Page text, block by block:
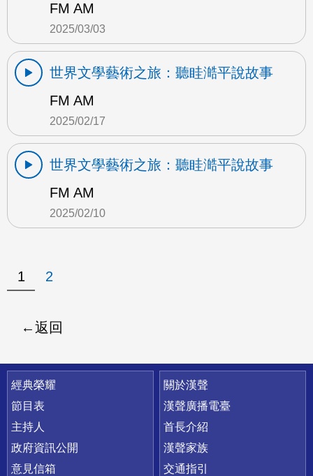
FM AM
2025/03/03
世界文學藝術之旅：聽眭澔平說故事
FM AM
2025/02/17
世界文學藝術之旅：聽眭澔平說故事
FM AM
2025/02/10
1 2
返回
快速連結
經典榮耀
節目表
主持人
政府資訊公開
意見信箱
關於漢聲
漢聲廣播電臺
首長介紹
漢聲家族
交通指引